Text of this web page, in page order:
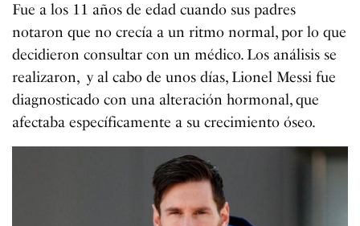
Fue a los 11 años de edad cuando sus padres
notaron que no crecía a un ritmo normal, por lo que
decidieron consultar con un médico. Los análisis se
realizaron, y al cabo de unos días, Lionel Messi fue
diagnosticado con una alteración hormonal, que
afectaba específicamente a su crecimiento óseo.